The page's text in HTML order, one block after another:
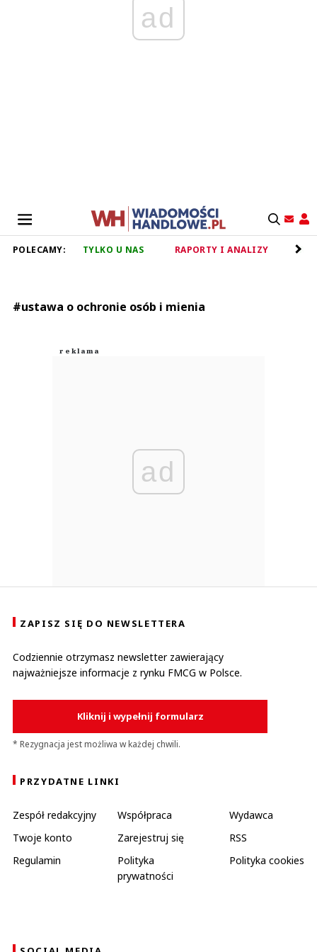
ad
POLECAMY: TYLKO U NAS RAPORTY I ANALIZY
#ustawa o ochronie osób i mienia
ad
ZAPISZ SIĘ DO NEWSLETTERA
Codziennie otrzymasz newsletter zawierający
najważniejsze informacje z rynku FMCG w Polsce.
Kliknij i wypełnij formularz
* Rezygnacja jest możliwa w każdej chwili.
PRZYDATNE LINKI
Zespół redakcyjny Współpraca
Wydawca
Twoje konto
Zarejestruj się
RSS
Regulamin
Polityka
prywatności
Polityka cookies